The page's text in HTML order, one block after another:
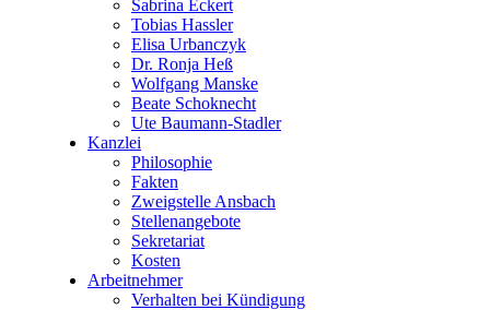
Sabrina Eckert
Tobias Hassler
Elisa Urbanczyk
Dr. Ronja Heß
Wolfgang Manske
Beate Schoknecht
Ute Baumann-Stadler
Kanzlei
Philosophie
Fakten
Zweigstelle Ansbach
Stellenangebote
Sekretariat
Kosten
Arbeitnehmer
Verhalten bei Kündigung